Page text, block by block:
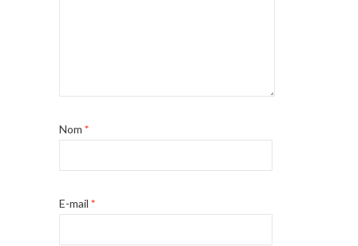
Nom *
E-mail *